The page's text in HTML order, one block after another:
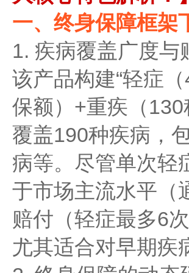
一、终身保障框架
1. 疾病覆盖广度与
该产品构建“轻症
保额）+重疾（
覆盖190种疾病，
病等。尽管单次轻
于市场主流水平（
赔付（轻症最多6
尤其适合对早期疾